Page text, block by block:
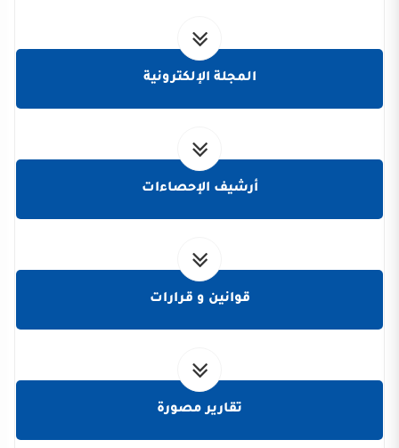
المجلة الإلكترونية
أرشيف الإحصاءات
قوانين و قرارات
تقارير مصورة